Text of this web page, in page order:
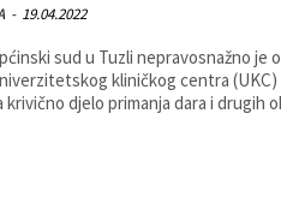
- 19.04.2022
sud u Tuzli nepravosnažno je
kliničkog centra (UKC)
krivično djelo primanja dara i drugih